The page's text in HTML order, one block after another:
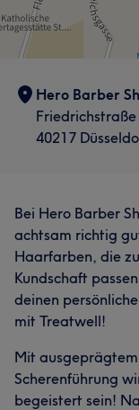
Hero Barber
Friedrichstraße
40217
Bei Hero Barber
achtsam richtig
Haarfarben, die
Kundschaft
deinen
mit Treatwell!
Mit
Scherenführung
begeistert sein!